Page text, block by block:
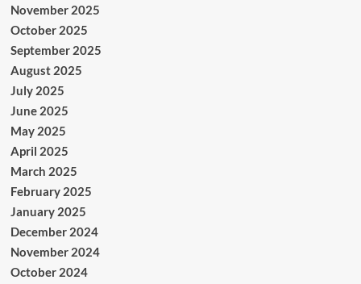
November 2025
October 2025
September 2025
August 2025
July 2025
June 2025
May 2025
April 2025
March 2025
February 2025
January 2025
December 2024
November 2024
October 2024